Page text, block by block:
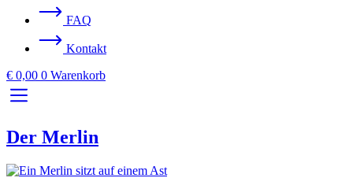
FAQ
Kontakt
€ 0,00 0 Warenkorb
Der Merlin